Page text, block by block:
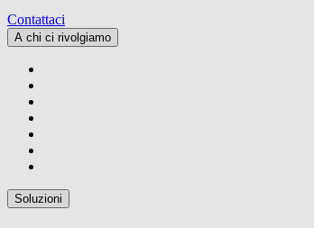
Contattaci
A chi ci rivolgiamo
Soluzioni